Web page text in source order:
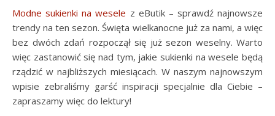
Modne sukienki na wesele z eButik – sprawdź najnowsze
trendy na ten sezon. Święta wielkanocne już za nami, a więc
bez dwóch zdań rozpoczął się już sezon weselny. Warto
więc zastanowić się nad tym, jakie sukienki na wesele będą
rządzić w najbliższych miesiącach. W naszym najnowszym
wpisie zebraliśmy garść inspiracji specjalnie dla Ciebie –
zapraszamy więc do lektury!